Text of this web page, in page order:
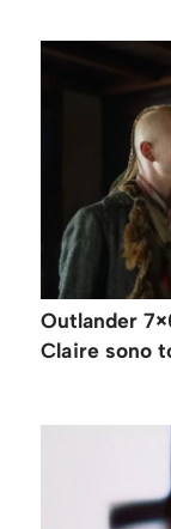
Outlander
Claire sono